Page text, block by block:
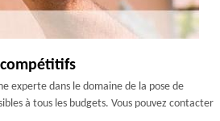
experte dans le domaine de la pose de
à tous les budgets. Vous pouvez contacter